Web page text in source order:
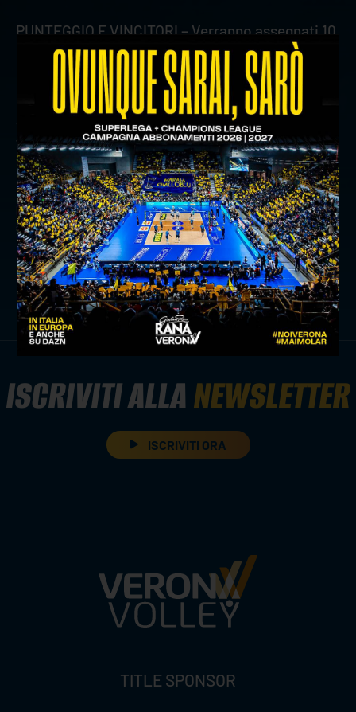
PUNTEGGIO E VINCITORI – Verranno assegnati 10
punti al vincitore di giornata, 6 punti al secondo
classificato e 4 al terzo. Al termine del girone
d’andata viene premiato il “campione d’inverno”,
al termine della stagione, invece, il 1° classificato
finale riceverà il "Trofeo Confcommercio
Verona”.
precedente:gialloblù ospiti di withu al letexpo
successivo:verona - monza, tutte le promo e le info
biglietteria
news prima squadra
ISCRIVITI ALLANEWSLETTER
ISCRIVITI ORA
TITLE SPONSOR